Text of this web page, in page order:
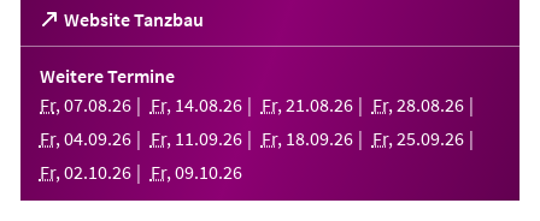
Website Tanzbau
(Öffnet
in
einem
neuen
Tab)
Weitere Termine
Fr, 07.08.26 Fr, 14.08.26 Fr, 21 .08.26 Fr, 28.08.26
Fr, 04.09.26 Fr, 11 .09.26 Fr, 18.09.26 Fr, 25.09.26
Fr, 02.10.26 Fr, 09.10.26